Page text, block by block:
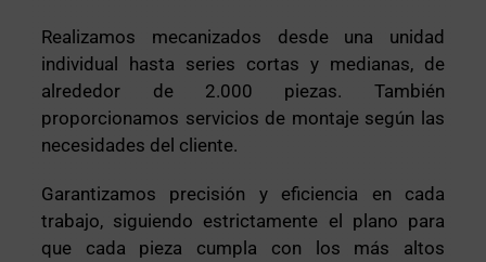
Realizamos mecanizados desde una unidad
individual hasta series cortas y medianas, de
alrededor de 2.000 piezas. También
proporcionamos servicios de montaje según las
necesidades del cliente.
Garantizamos precisión y eficiencia en cada
trabajo, siguiendo estrictamente el plano para
que cada pieza cumpla con los más altos